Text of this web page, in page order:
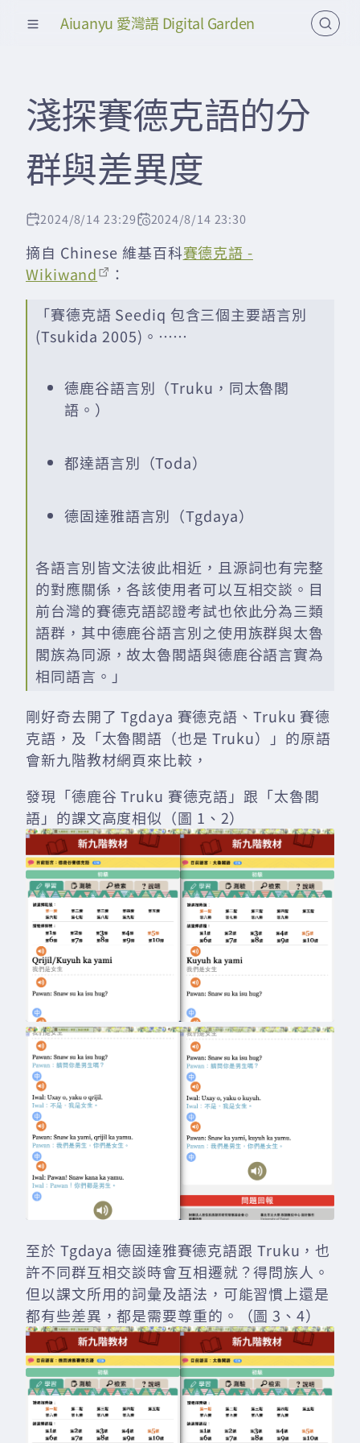
Aiuanyu 愛灣語 Digital Garden
淺探賽德克語的分
群與差異度
2024/8/14 23:29 2024/8/14 23:30
摘自 Chinese 維基百科賽德克語 -
Wikiwand
：
「賽德克語 Seediq 包含三個主要語言別
(Tsukida 2005)。……
德鹿谷語言別（Truku，同太魯閣
語。）
都達語言別（Toda）
德固達雅語言別（Tgdaya）
各語言別皆文法彼此相近，且源詞也有完整
的對應關係，各該使用者可以互相交談。目
前台灣的賽德克語認證考試也依此分為三類
語群，其中德鹿谷語言別之使用族群與太魯
閣族為同源，故太魯閣語與德鹿谷語言實為
相同語言。」
剛好奇去開了 Tgdaya 賽德克語、Truku 賽德
克語，及「太魯閣語（也是 Truku）」的原語
會新九階教材網頁來比較，
發現「德鹿谷 Truku 賽德克語」跟「太魯閣
語」的課文高度相似（圖 1、2）
至於 Tgdaya 德固達雅賽德克語跟 Truku，也
許不同群互相交談時會互相遷就？得問族人。
但以課文所用的詞彙及語法，可能習慣上還是
都有些差異，都是需要尊重的。（圖 3、4）